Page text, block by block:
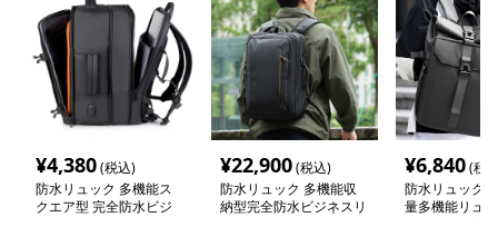
¥4,380(税込)
防水リュック 多機能ス
クエア型 完全防水ビジ
¥22,900(税込)
防水リュック 多機能収
納型完全防水ビジネスリ
¥6,840(税
防水リュック
量多機能リュ